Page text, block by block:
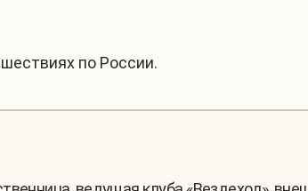
по России.